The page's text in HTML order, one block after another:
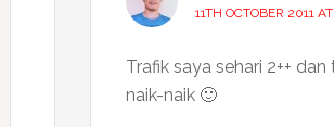
11TH OCTOBER 2011
Trafik saya sehari 2++
naik-naik 🙂